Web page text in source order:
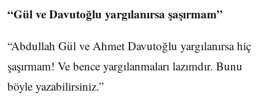
“Gül ve Davutoğlu yargılanırsa şaşırmam”
“Abdullah Gül ve Ahmet Davutoğlu yargılanırsa hiç
şaşırmam! Ve bence yargılanmaları lazımdır. Bunu
böyle yazabilirsiniz.”